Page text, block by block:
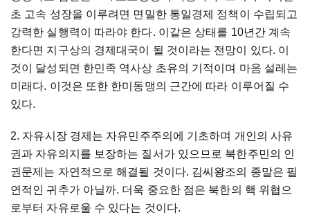
초 고속 성장을 이루려면 면밀한 통일경제 정책이 수립되고
강력한 실행력이 따라야 한다. 이같은 상태를 10년간 계속
한다면 지구상의 경제대국이 될 것이라는 전망이 있다. 이
것이 달성되면 한민족 역사상 초유의 기적이며 마음 설레는
미래다. 이것은 또한 한미동맹의 근간에 따라 이루어질 수
있다.
2. 자유시장 경제는 자유민주주의에 기초하며 개인의 사유
권과 자유의지를 보장하는 질서가 있으므로 북한주민의 인
권문제는 자연적으로 해결될 것이다. 김씨왕조의 종말은 필
연적인 귀추가 아닐까. 더욱 중요한 점은 북한의 핵 위협으
로부터 자유로울 수 있다는 것이다.